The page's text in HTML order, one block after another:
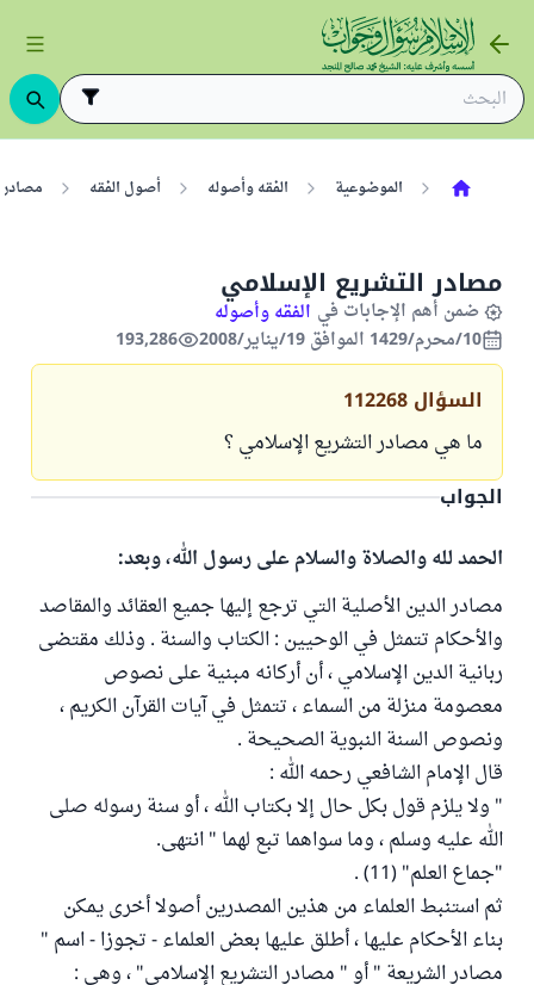
الموضوعية الفقه وأصوله أصول الفقه
مصادر التشريع الإسلامي
ضمن أهم الإجابات في الفقه وأصوله
10/محرم/1429 الموافق 19/يناير/2008
193,286
السؤال 112268
ما هي مصادر التشريع الإسلامي ؟
الجواب
الحمد لله والصلاة والسلام على رسول الله، وبعد:
مصادر الدين الأصلية التي ترجع إليها جميع العقائد والمقاصد
والأحكام تتمثل في الوحيين : الكتاب والسنة . وذلك مقتضى
ربانية الدين الإسلامي ، أن أركانه مبنية على نصوص
معصومة منزلة من السماء ، تتمثل في آيات القرآن الكريم ،
ونصوص السنة النبوية الصحيحة .
قال الإمام الشافعي رحمه الله :
" ولا يلزم قول بكل حال إلا بكتاب الله ، أو سنة رسوله صلى
الله عليه وسلم ، وما سواهما تبع لهما " انتهى.
"جماع العلم" (11) .
ثم استنبط العلماء من هذين المصدرين أصولا أخرى يمكن
بناء الأحكام عليها ، أطلق عليها بعض العلماء - تجوزا - اسم "
مصادر الشريعة " أو " مصادر التشريع الإسلامي" ، وهي :